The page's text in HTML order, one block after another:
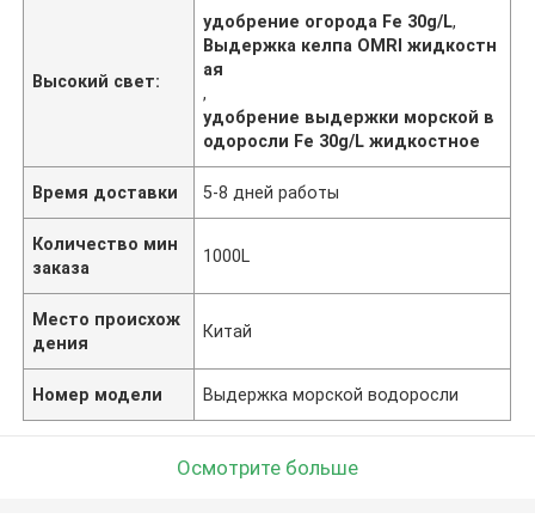
Высокий свет:
удобрение огорода Fe 30g/L,
Выдержка келпа OMRI жидкостн
ая
,
удобрение выдержки морской в
одоросли Fe 30g/L жидкостное
Время доставки 5-8 дней работы
Количество мин
заказа
1000L
Место происхож
дения
Китай
Номер модели Выдержка морской водоросли
Осмотрите больше